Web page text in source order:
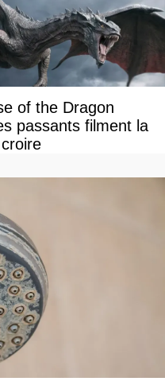
of the Dragon
passants filment la